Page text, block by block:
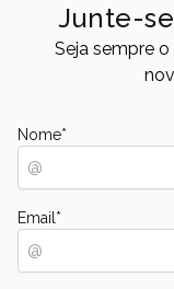
Junte-
Seja sempre
Nome*
Email*